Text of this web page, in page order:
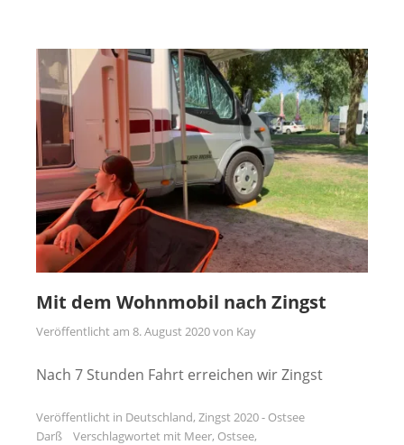
Mit dem Wohnmobil nach Zingst
Veröffentlicht am 8. August 2020von Kay
Nach 7 Stunden Fahrt erreichen wir Zingst
Veröffentlicht in Deutschland, Zingst 2020 - Ostsee
Darß
Verschlagwortet mit Meer, Ostsee,